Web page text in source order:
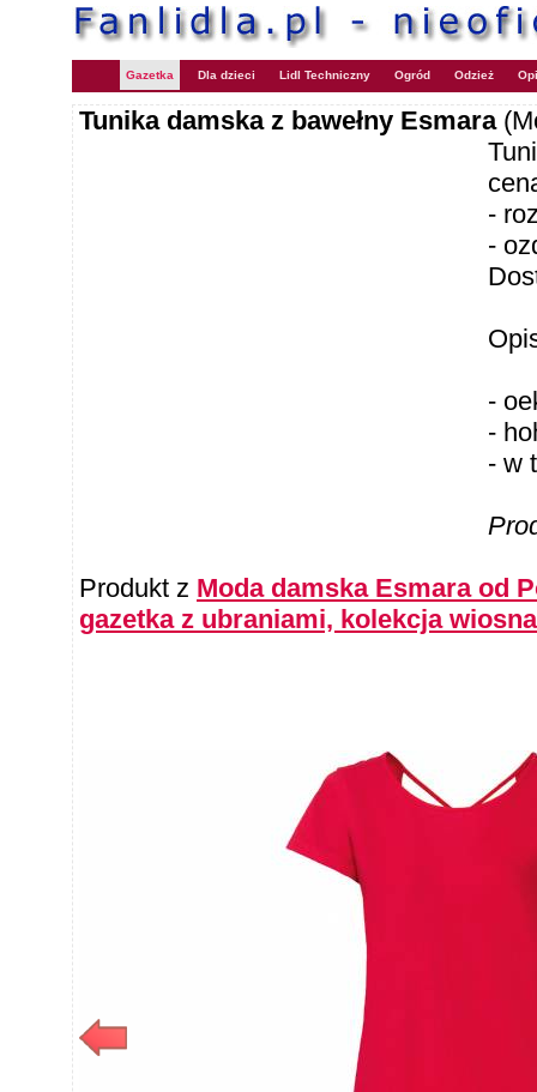
Gazetka Dla dzieci Lidl Techniczny Ogród Odzież
Tunika damska z bawełny Esmara
-
-
-
-
- w
Produkt z Moda damska Esmara od
gazetka z ubraniami, kolekcja